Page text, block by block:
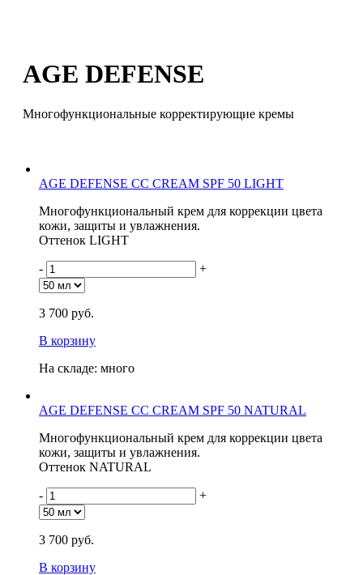
AGE DEFENSE
Многофункциональные корректирующие кремы
AGE DEFENSE CC CREAM SPF 50 LIGHT
Многофункциональный крем для коррекции цвета
кожи, защиты и увлажнения.
Оттенок LIGHT
- +
3 700 руб.
В корзину
На складе: много
AGE DEFENSE CC CREAM SPF 50 NATURAL
Многофункциональный крем для коррекции цвета
кожи, защиты и увлажнения.
Оттенок NATURAL
- +
3 700 руб.
В корзину